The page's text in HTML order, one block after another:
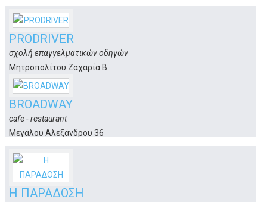
PRODRIVER
σχολή επαγγελματικών οδηγών
Μητροπολίτου Ζαχαρία Β
BROADWAY
cafe - restaurant
Μεγάλου Αλεξάνδρου 36
Η ΠΑΡΑΔΟΣΗ